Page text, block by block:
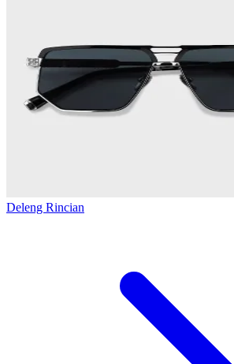
Deleng Rincian